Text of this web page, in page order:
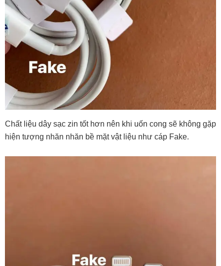
Chất liệu dây sạc zin tốt hơn nên khi uốn cong sẽ không gặp
hiện tượng nhăn nhăn bề mặt vật liệu như cáp Fake.